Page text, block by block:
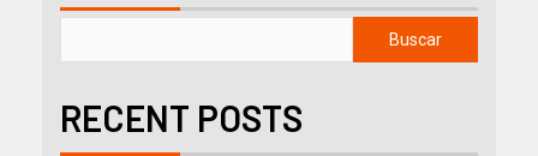
Buscar
RECENT POSTS